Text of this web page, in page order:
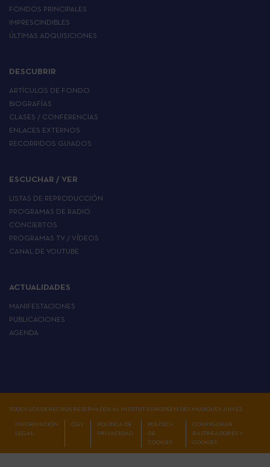
FONDOS PRINCIPALES
IMPRESCINDIBLES
ÚLTIMAS ADQUISICIONES
DESCUBRIR
ARTÍCULOS DE FONDO
BIOGRAFÍAS
CLASES / CONFERENCIAS
ENLACES EXTERNOS
RECORRIDOS GUIADOS
ESCUCHAR / VER
LISTAS DE REPRODUCCIÓN
PROGRAMAS DE RADIO
CONCIERTOS
PROGRAMAS TV / VÍDEOS
CANAL DE YOUTUBE
ACTUALIDADES
MANIFESTACIONES
PUBLICACIONES
AGENDA
TODOS LOS DERECHOS RESERVADOS AL INSTITUT EUROPÉEN DES MUSIQUES JUIVES
INFORMACIÓN
LEGAL
CGV
POLÍTICA DE
PRIVACIDAD
POLÍTICA
DE
COOKIES
CONFIGURAR
RASTREADORES Y
COOKIES